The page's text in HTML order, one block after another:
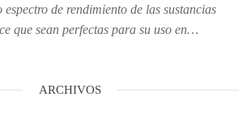
de rendimiento de las sustancias
que sean perfectas para su uso en…
ARCHIVOS